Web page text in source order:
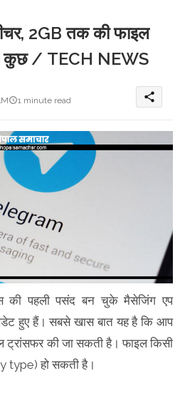
2GB तक की फाइल
कुछ / TECH NEWS
1 minute read share
की पहली पसंद बन चुके मैसेजिंग एप
हुए हैं। सबसे खास बात यह है कि आप
ट्रांसफर की जा सकती है। फाइल किसी
type) हो सकती है।